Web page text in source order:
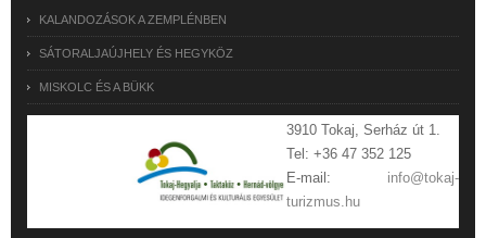
KALANDOZÁSOK A ZEMPLÉNBEN
SÁTORALJAÚJHELY ÉS HEGYKÖZ
MISKOLC ÉS A BÜKK
3910 Tokaj, Serház út 1.
Tel: +36 47 352 125
E-mail: info@tokaj-
turizmus.hu